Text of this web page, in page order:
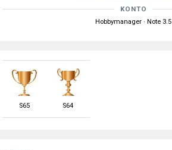
KONTO
Hobbymanager · Note 3.5
S65 S64